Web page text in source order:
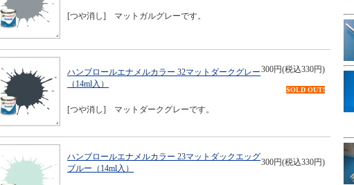
[つや消し] マットガルグレーです。
ハンブロールエナメルカラー 32マットダークグレー
（14ml入）
300円(税込330円)
SOLD OUT!
[つや消し] マットダークグレーです。
ハンブロールエナメルカラー 23マットダックエッグ
ブルー（14ml入）
300円(税込330円)